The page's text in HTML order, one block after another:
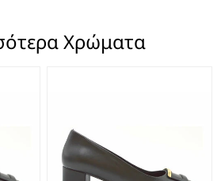
Χρώματα